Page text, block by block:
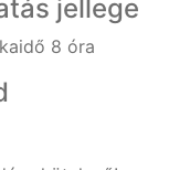
jellege
8 óra